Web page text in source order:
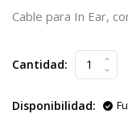
Cable para In Ear,
Cantidad:
Disponibilidad: